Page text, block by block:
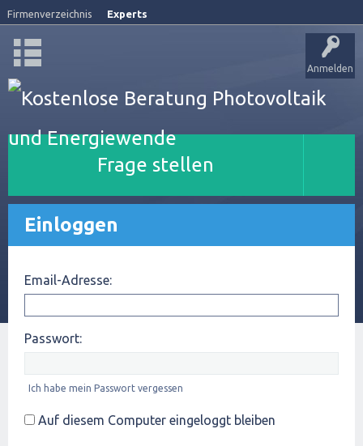
Firmenverzeichnis Experts
Anmelden
Frage stellen
Einloggen
Email-Adresse:
Passwort:
Ich habe mein Passwort vergessen
Auf diesem Computer eingeloggt bleiben